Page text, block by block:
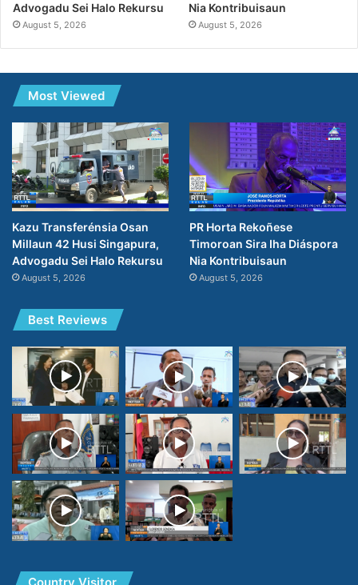
Advogadu Sei Halo Rekursu
August 5, 2026
Nia Kontribuisaun
August 5, 2026
Most Viewed
Kazu Transferénsia Osan
Millaun 42 Husi Singapura,
Advogadu Sei Halo Rekursu
August 5, 2026
PR Horta Rekoñese
Timoroan Sira Iha Diáspora
Nia Kontribuisaun
August 5, 2026
Best Reviews